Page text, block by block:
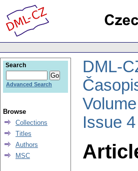
DML-
Issue 4
Search
Advanced Search
Browse
Collections
Titles
Authors
MSC